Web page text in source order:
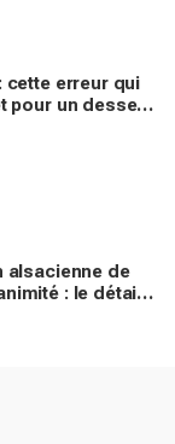
cette erreur qui
pour un dessert
alsacienne de
: le détail